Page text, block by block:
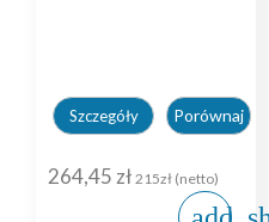
Szczegóły Porównaj
264,45 zł 215zł (netto)